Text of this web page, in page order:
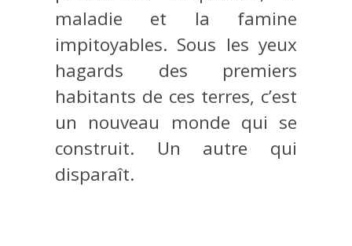
maladie et la famine
impitoyables. Sous les yeux
hagards des premiers
habitants de ces terres, c’est
un nouveau monde qui se
construit. Un autre qui
disparaît.